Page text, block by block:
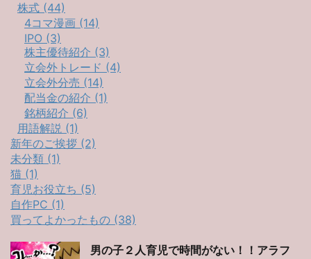
株式 (44)
4コマ漫画 (14)
IPO (3)
株主優待紹介 (3)
立会外トレード (4)
立会外分売 (14)
配当金の紹介 (1)
銘柄紹介 (6)
用語解説 (1)
新年のご挨拶 (2)
未分類 (1)
猫 (1)
育児お役立ち (5)
自作PC (1)
買ってよかったもの (38)
男の子２人育児で時間がない！！アラフ